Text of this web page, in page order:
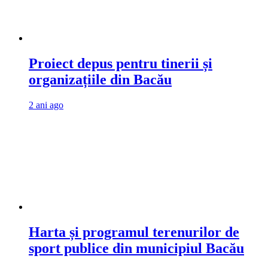
Proiect depus pentru tinerii și
organizațiile din Bacău
2 ani ago
Harta și programul terenurilor de
sport publice din municipiul Bacău